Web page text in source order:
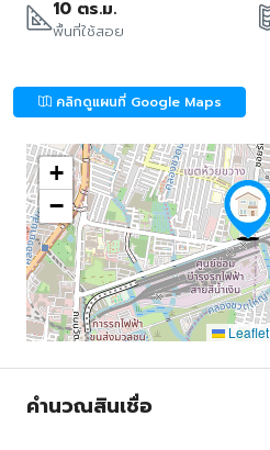
10 ตร.ม.
พื้นที่ใช้สอย
คลิกดูแผนที่ Google Maps
+
−
Leaflet
คำนวณสินเชื่อ